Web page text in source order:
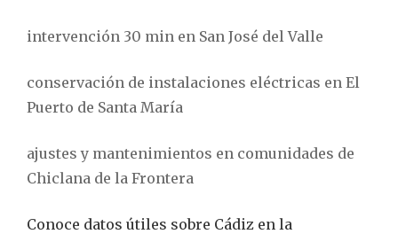
intervención 30 min en San José del Valle
conservación de instalaciones eléctricas en El
Puerto de Santa María
ajustes y mantenimientos en comunidades de
Chiclana de la Frontera
Conoce datos útiles sobre Cádiz en la